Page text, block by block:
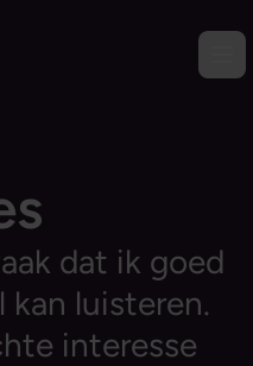
dat ik goed
kan luisteren.
interesse